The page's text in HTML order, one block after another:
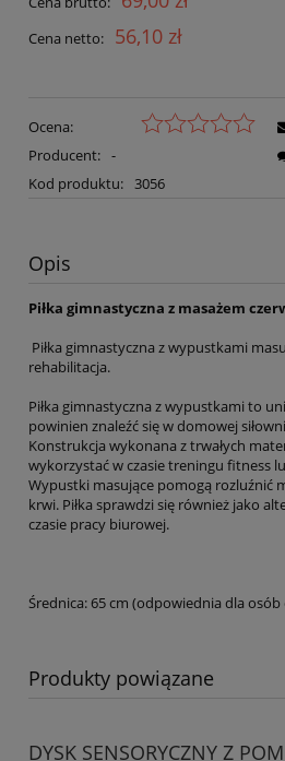
Cena netto: 56,10 zł
Ocena:
Producent: -
Kod produktu: 3056
Opis
Piłka gimnastyczna z masażem
Piłka gimnastyczna z wypustkami
rehabilitacja.
Piłka gimnastyczna z wypustkami to
powinien znaleźć się w domowej
Konstrukcja wykonana z trwałych
wykorzystać w czasie treningu fitness
Wypustki masujące pomogą rozluźnić
krwi. Piłka sprawdzi się również jako
czasie pracy biurowej.
Średnica: 65 cm (odpowiednia dla osób
Produkty powiązane
DYSK SENSORYCZNY Z